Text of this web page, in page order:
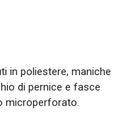
in poliestere, maniche
di pernice e fasce
microperforato.